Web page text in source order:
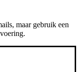
maar gebruik een